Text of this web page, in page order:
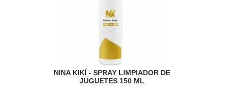
NINA KIKÍ - SPRAY LIMPIADOR DE
JUGUETES 150 ML